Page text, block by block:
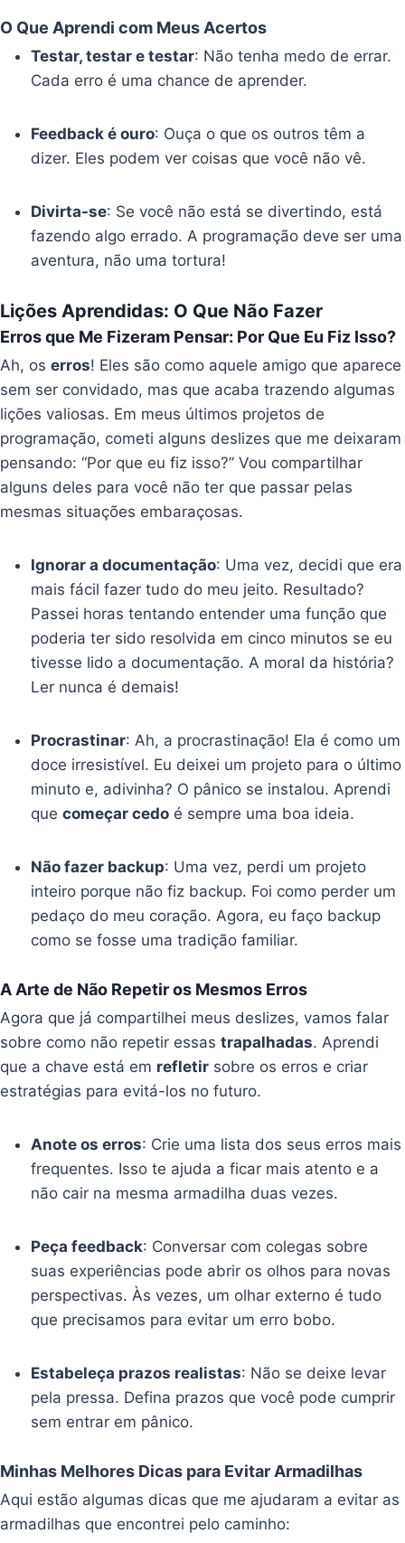
O Que Aprendi com Meus Acertos
Testar, testar e testar: Não tenha medo de errar.
Cada erro é uma chance de aprender.
Feedback é ouro: Ouça o que os outros têm a
dizer. Eles podem ver coisas que você não vê.
Divirta-se: Se você não está se divertindo, está
fazendo algo errado. A programação deve ser uma
aventura, não uma tortura!
Lições Aprendidas: O Que Não Fazer
Erros que Me Fizeram Pensar: Por Que Eu Fiz Isso?
Ah, oserros! Eles são como aquele amigo que aparece
sem ser convidado, mas que acaba trazendo algumas
lições valiosas. Em meus últimos projetos de
programação, cometi alguns deslizes que me deixaram
pensando: “Por que eu fiz isso?” Vou compartilhar
alguns deles para você não ter que passar pelas
mesmas situações embaraçosas.
Ignorar a documentação: Uma vez, decidi que era
mais fácil fazer tudo do meu jeito. Resultado?
Passei horas tentando entender uma função que
poderia ter sido resolvida em cinco minutos se eu
tivesse lido a documentação. A moral da história?
Ler nunca é demais!
Procrastinar: Ah, a procrastinação! Ela é como um
doce irresistível. Eu deixei um projeto para o último
minuto e, adivinha? O pânico se instalou. Aprendi
quecomeçar cedo é sempre uma boa ideia.
Não fazer backup: Uma vez, perdi um projeto
inteiro porque não fiz backup. Foi como perder um
pedaço do meu coração. Agora, eu faço backup
como se fosse uma tradição familiar.
A Arte de Não Repetir os Mesmos Erros
Agora que já compartilhei meus deslizes, vamos falar
sobre como não repetir essastrapalhadas. Aprendi
que a chave está em refletir sobre os erros e criar
estratégias para evitá-los no futuro.
Anote os erros: Crie uma lista dos seus erros mais
frequentes. Isso te ajuda a ficar mais atento e a
não cair na mesma armadilha duas vezes.
Peça feedback: Conversar com colegas sobre
suas experiências pode abrir os olhos para novas
perspectivas. Às vezes, um olhar externo é tudo
que precisamos para evitar um erro bobo.
Estabeleça prazos realistas: Não se deixe levar
pela pressa. Defina prazos que você pode cumprir
sem entrar em pânico.
Minhas Melhores Dicas para Evitar Armadilhas
Aqui estão algumas dicas que me ajudaram a evitar as
armadilhas que encontrei pelo caminho: